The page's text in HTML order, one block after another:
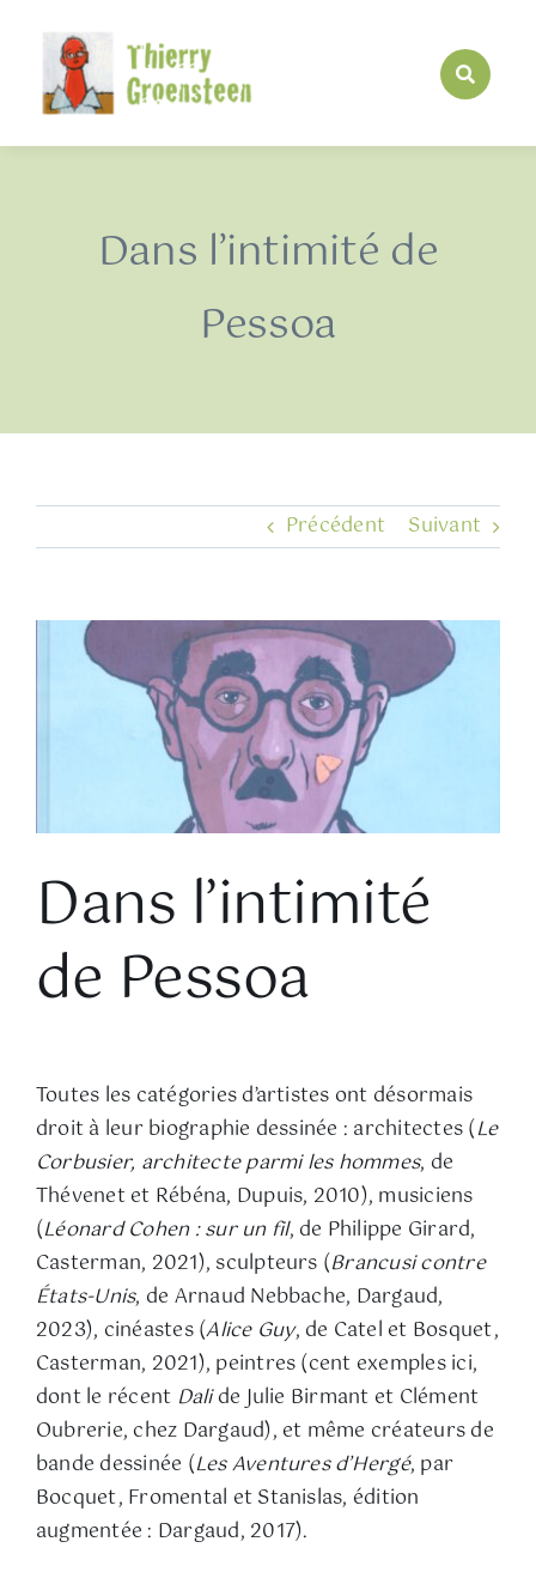
contenu
Dans l’intimité de
Pessoa
Précédent Suivant
l'image
Dans l’intimité
de Pessoa
Toutes les catégories d’artistes ont désormais
droit à leur biographie dessinée : architectes (Le
Corbusier, architecte parmi les hommes, de
Thévenet et Rébéna, Dupuis, 2010), musiciens
(Léonard Cohen : sur un fil, de Philippe Girard,
Casterman, 2021), sculpteurs (Brancusi contre
États-Unis, de Arnaud Nebbache, Dargaud,
2023), cinéastes (Alice Guy, de Catel et Bosquet,
Casterman, 2021), peintres (cent exemples ici,
dont le récent Dalide Julie Birmant et Clément
Oubrerie, chez Dargaud), et même créateurs de
bande dessinée (Les Aventures d’Hergé, par
Bocquet, Fromental et Stanislas, édition
augmentée : Dargaud, 2017).